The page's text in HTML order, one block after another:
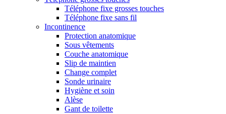
Téléphone fixe grosses touches
Téléphone fixe sans fil
Incontinence
Protection anatomique
Sous vêtements
Couche anatomique
Slip de maintien
Change complet
Sonde urinaire
Hygiène et soin
Alèse
Gant de toilette